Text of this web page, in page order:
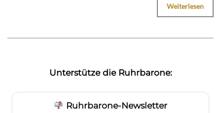
Weiterlesen
Unterstütze die Ruhrbarone:
Ruhrbarone-Newsletter